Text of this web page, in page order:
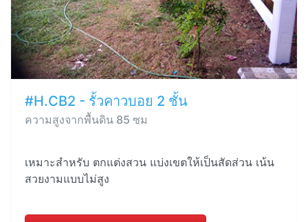
#H.CB2 - รั้วคาวบอย 2 ชั้น
ความสูงจากพื้นดิน 85 ซม
เหมาะสำหรับ ตกแต่งสวน แบ่งเขตให้เป็นสัดส่วน เน้น
สวยงามแบบไม่สูง